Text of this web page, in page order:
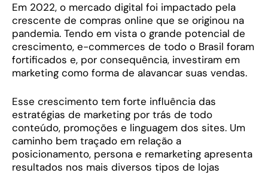
Em 2022, o mercado digital foi impactado pela
crescente de compras online que se originou na
pandemia. Tendo em vista o grande potencial de
crescimento, e-commerces de todo o Brasil foram
fortificados e, por consequência, investiram em
marketing como forma de alavancar suas vendas.
Esse crescimento tem forte influência das
estratégias de marketing por trás de todo
conteúdo, promoções e linguagem dos sites. Um
caminho bem traçado em relação a
posicionamento, persona e remarketing apresenta
resultados nos mais diversos tipos de lojas